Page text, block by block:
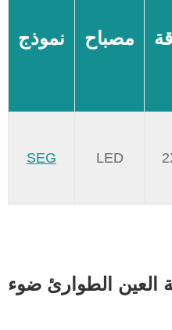
نموذج مصباح
SEG LED